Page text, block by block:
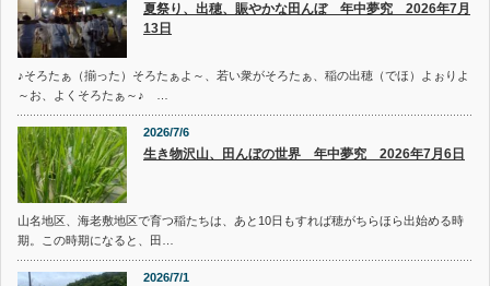
夏祭り、出穂、賑やかな田んぼ 年中夢究 2026年7月
13日
♪そろたぁ（揃った）そろたぁよ～、若い衆がそろたぁ、稲の出穂（でほ）よぉりよ
～お、よくそろたぁ～♪ …
2026/7/6
生き物沢山、田んぼの世界 年中夢究 2026年7月6日
山名地区、海老敷地区で育つ稲たちは、あと10日もすれば穂がちらほら出始める時
期。この時期になると、田…
2026/7/1